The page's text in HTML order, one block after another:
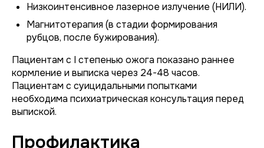
Низкоинтенсивное лазерное излучение (НИЛИ).
Магнитотерапия (в стадии формирования
рубцов, после бужирования).
Пациентам с I степенью ожога показано раннее
кормление и выписка через 24-48 часов.
Пациентам с суицидальными попытками
необходима психиатрическая консультация перед
выпиской.
Профилактика